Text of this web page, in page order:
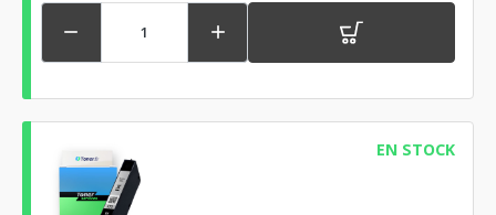
 
EN STOCK